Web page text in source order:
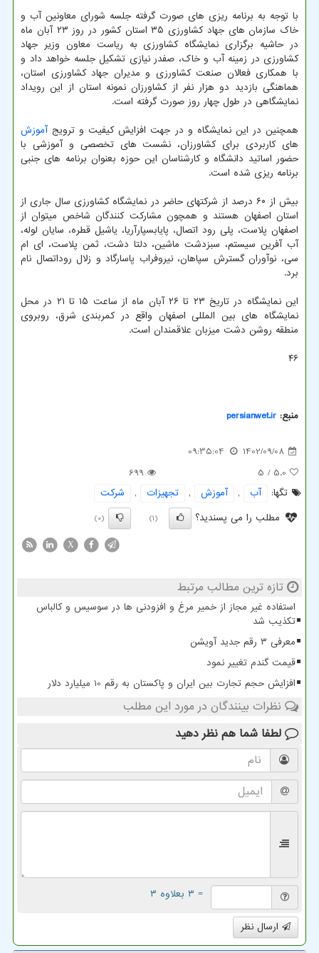
با توجه به برنامه ریزی های صورت گرفته جلسه شورای معاونین آب و
خاک سازمان های جهاد کشاورزی ۳۵ استان کشور در روز ۲۳ آبان ماه
در حاشیه برگزاری نمایشگاه کشاورزی به ریاست معاون وزیر جهاد
کشاورزی در زمینه آب و خاک، صفدر نیازی تشکیل جلسه خواهد داد و
با همکاری فعالان صنعت کشاورزی و مدیران جهاد کشاورزی استان،
هماهنگی بازدید دو هزار نفر از کشاورزان نمونه استان از این رویداد
نمایشگاهی در طول چهار روز صورت گرفته است.
همچنین در این نمایشگاه و در جهت افزایش کیفیت و ترویجآموزش
های کاربردی برای کشاورزان، نشست های تخصصی و آموزشی با
حضور اساتید دانشگاه و کارشناسان این حوزه بعنوان برنامه های جنبی
برنامه ریزی شده است.
بیش از ۶۰ درصد از شرکتهای حاضر در نمایشگاه کشاورزی سال جاری از
استان اصفهان هستند و همچون مشارکت کنندگان شاخص میتوان از
اصفهان پلاست، پلی رود اتصال، پایابسپارآریا، یاشیل قطره، سایان لوله،
آب آفرین سیستم، سبزدشت ماشین، دلتا دشت، ثمن پلاست، ای ام
سی، نوآوران گسترش سپاهان، نیروفراب پاسارگاد و زلال روداتصال نام
برد.
این نمایشگاه در تاریخ ۲۳ تا ۲۶ آبان ماه از ساعت ۱۵ تا ۲۱ در محل
نمایشگاه های بین المللی اصفهان واقع در کمربندی شرق، روبروی
منطقه روشن دشت میزبان علاقمندان است.
۴۶
منبع: persianwet.ir
1402/09/08
09:35:04
5.0
/ 5
699
تگها:
آب , آموزش , تجهیزات ,
شركت
مطلب را می پسندید؟
(1)
(0)
X
تازه ترین مطالب مرتبط
استفاده غیر مجاز از خمیر مرغ و افزودنی ها در سوسیس و کالباس
تکذیب شد
معرفی ۳ رقم جدید آویشن
قیمت گندم تغییر نمود
افزایش حجم تجارت بین ایران و پاکستان به رقم 10 میلیارد دلار
نظرات بینندگان در مورد این مطلب
لطفا شما هم نظر دهید
= ۳ بعلاوه ۳
ارسال نظر